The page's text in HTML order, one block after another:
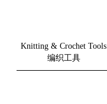
Knitting & Crochet Tools
编织工具